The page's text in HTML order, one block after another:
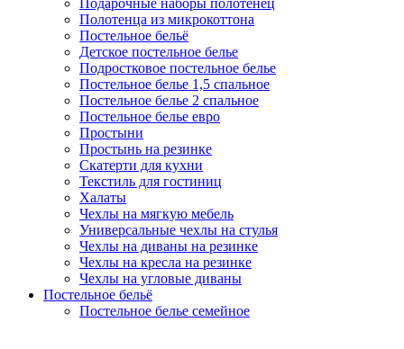
Подарочные наборы полотенец
Полотенца из микрокоттона
Постельное бельё
Детское постельное белье
Подростковое постельное белье
Постельное белье 1,5 спальное
Постельное белье 2 спальное
Постельное белье евро
Простыни
Простынь на резинке
Скатерти для кухни
Текстиль для гостиниц
Халаты
Чехлы на мягкую мебель
Универсальные чехлы на стулья
Чехлы на диваны на резинке
Чехлы на кресла на резинке
Чехлы на угловые диваны
Постельное бельё
Постельное белье семейное